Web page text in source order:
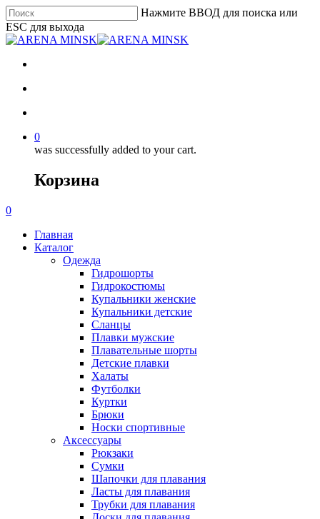
Нажмите ВВОД для поиска или
ESC для выхода
0
was successfully added to your cart.
Корзина
0
Главная
Каталог
Одежда
Гидрошорты
Гидрокостюмы
Купальники женские
Купальники детские
Сланцы
Плавки мужские
Плавательные шорты
Детские плавки
Халаты
Футболки
Куртки
Брюки
Носки спортивные
Аксессуары
Рюкзаки
Сумки
Шапочки для плавания
Ласты для плавания
Трубки для плавания